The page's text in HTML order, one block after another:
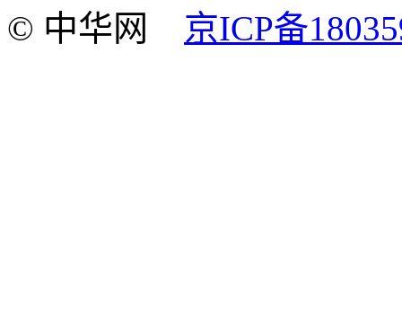
© 中华网 京ICP备